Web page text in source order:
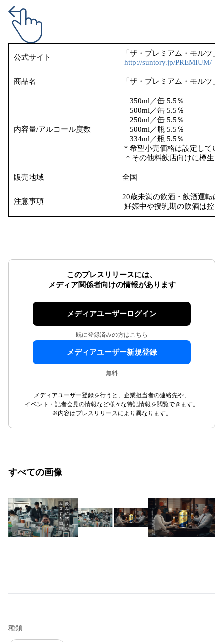
公式サイト
「ザ・プレミアム・モルツ」
http://suntory.jp/PREMIUM/
商品名 「ザ・プレミアム・モルツ」
内容量/アルコール度数
350ml／缶 5.5％
500ml／缶 5.5％
250ml／缶 5.5％
500ml／瓶 5.5％
334ml／瓶 5.5％
＊希望小売価格は設定してい
＊その他料飲店向けに樽生
販売地域 全国
注意事項
20歳未満の飲酒・飲酒運転は
妊娠中や授乳期の飲酒は控
このプレスリリースには、
メディア関係者向けの情報があります
メディアユーザーログイン
既に登録済みの方はこちら
メディアユーザー新規登録
無料
メディアユーザー登録を行うと、企業担当者の連絡先や、
イベント・記者会見の情報など様々な特記情報を閲覧できます。
※内容はプレスリリースにより異なります。
すべての画像
種類